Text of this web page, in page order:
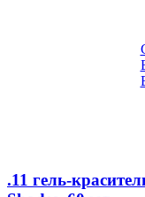
.11 гель-